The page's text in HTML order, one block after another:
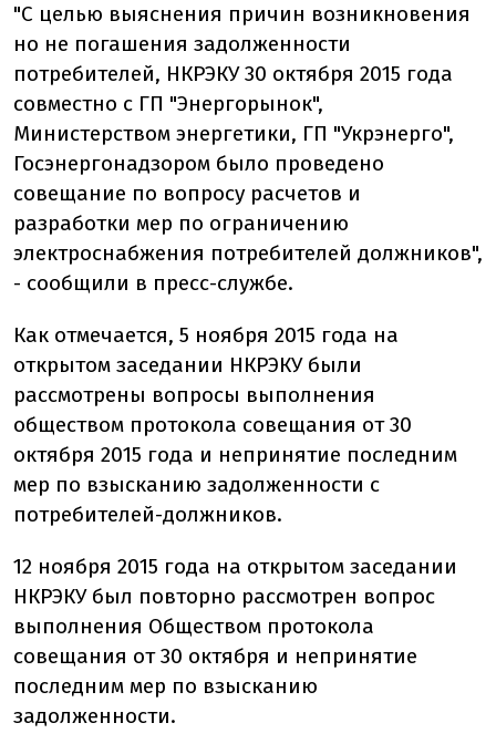
"С целью выяснения причин возникновения
но не погашения задолженности
потребителей, НКРЭКУ 30 октября 2015 года
совместно с ГП "Энергорынок",
Министерством энергетики, ГП "Укрэнерго",
Госэнергонадзором было проведено
совещание по вопросу расчетов и
разработки мер по ограничению
электроснабжения потребителей должников",
- сообщили в пресс-службе.
Как отмечается, 5 ноября 2015 года на
открытом заседании НКРЭКУ были
рассмотрены вопросы выполнения
обществом протокола совещания от 30
октября 2015 года и непринятие последним
мер по взысканию задолженности с
потребителей-должников.
12 ноября 2015 года на открытом заседании
НКРЭКУ был повторно рассмотрен вопрос
выполнения Обществом протокола
совещания от 30 октября и непринятие
последним мер по взысканию
задолженности.